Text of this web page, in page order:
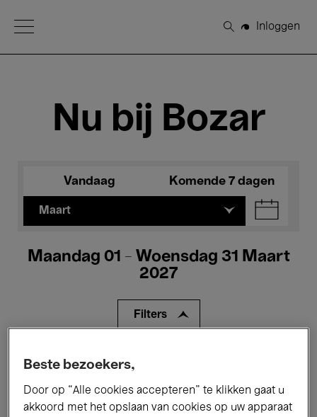
Open Menu
Zoeken
Inloggen
Nu bij Bozar
Vandaag Komende 7 dagen
Maart
Maandag 01 - Woensdag 31 Maart
2027
Filters
Alle evenementen
Tentoonstellingen Films
Beste bezoekers,
Door op “Alle cookies accepteren” te klikken gaat u
akkoord met het opslaan van cookies op uw apparaat